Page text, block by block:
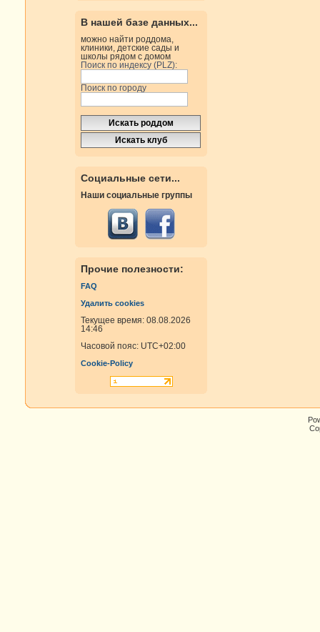
В нашей базе данных...
можно найти роддома,
клиники, детские сады и
школы рядом с домом
Поиск по индексу (PLZ):
Поиск по городу
Социальные сети...
Наши социальные группы
Прочие полезности:
FAQ
Удалить cookies
Текущее время: 08.08.2026
14:46
Часовой пояс: UTC+02:00
Cookie-Policy